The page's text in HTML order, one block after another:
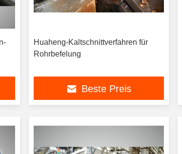
Huaheng-Kaltschnittverfahren für
Rohrbefelung
Beste Preis